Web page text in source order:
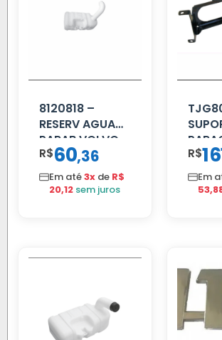
8120818 –
RESERV AGUA
PARAB VOLVO
EDC
R$60,36
Em até3x de R$
20,12 sem juros
VW
R$
Em